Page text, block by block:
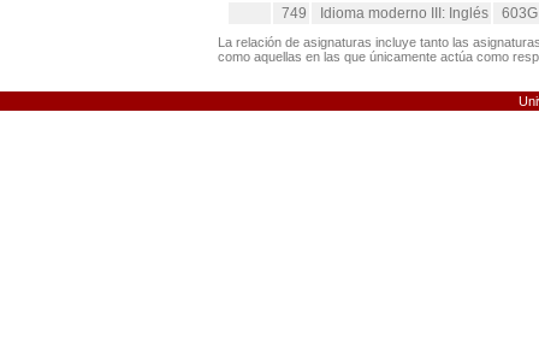
749
Idioma moderno III: Inglés 603G
La relación de asignaturas incluye tanto las
como aquellas en las que únicamente actúa como